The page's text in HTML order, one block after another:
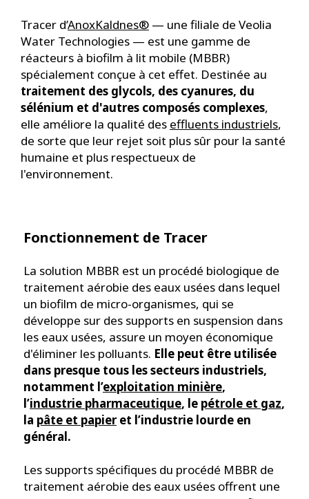
Tracer d’AnoxKaldnes® — une filiale de Veolia
Water Technologies — est une gamme de
réacteurs à biofilm à lit mobile (MBBR)
spécialement conçue à cet effet. Destinée au
traitement des glycols, des cyanures, du
sélénium et d'autres composés complexes,
elle améliore la qualité des effluents industriels,
de sorte que leur rejet soit plus sûr pour la santé
humaine et plus respectueux de
l'environnement.
Fonctionnement de Tracer
La solution MBBR est un procédé biologique de
traitement aérobie des eaux usées dans lequel
un biofilm de micro-organismes, qui se
développe sur des supports en suspension dans
les eaux usées, assure un moyen économique
d'éliminer les polluants. Elle peut être utilisée
dans presque tous les secteurs industriels,
notamment l’exploitation minière,
l’industrie pharmaceutique, le pétrole et gaz,
la pâte et papieret l’industrie lourde en
général.
Les supports spécifiques du procédé MBBR de
traitement aérobie des eaux usées offrent une